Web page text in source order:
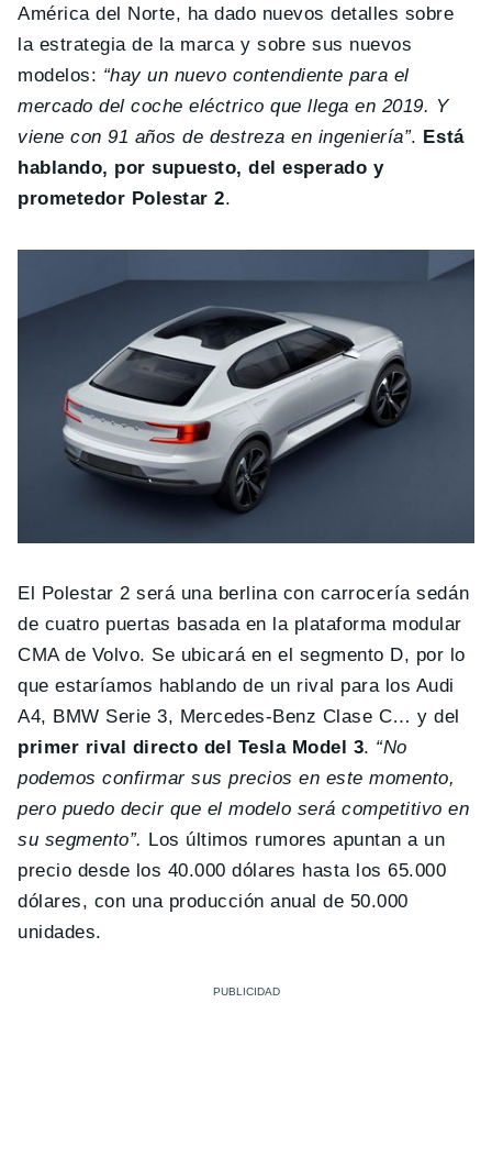
América del Norte, ha dado nuevos detalles sobre
la estrategia de la marca y sobre sus nuevos
modelos: “hay un nuevo contendiente para el
mercado del coche eléctrico que llega en 2019. Y
viene con 91 años de destreza en ingeniería”. Está
hablando, por supuesto, del esperado y
prometedor Polestar 2.
El Polestar 2 será una berlina con carrocería sedán
de cuatro puertas basada en la plataforma modular
CMA de Volvo. Se ubicará en el segmento D, por lo
que estaríamos hablando de un rival para los Audi
A4, BMW Serie 3, Mercedes-Benz Clase C… y del
primer rival directo del Tesla Model 3. “No
podemos confirmar sus precios en este momento,
pero puedo decir que el modelo será competitivo en
su segmento”. Los últimos rumores apuntan a un
precio desde los 40.000 dólares hasta los 65.000
dólares, con una producción anual de 50.000
unidades.